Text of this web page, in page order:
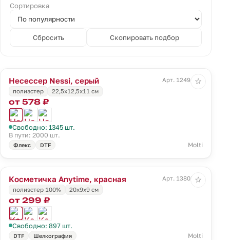
Сортировка
Сбросить Скопировать подбор
Несессер Nessi, серый
Арт. 12491.10
полиэстер
22,5х12,5х11 см
от 578 ₽
Свободно: 1345 шт.
В пути: 2000 шт.
Флекс DTF Molti
☆
Косметичка Anytime, красная
Арт. 13803.50
полиэстер 100%
20х9х9 см
от 299 ₽
Свободно: 897 шт.
DTF Шелкография Molti
☆